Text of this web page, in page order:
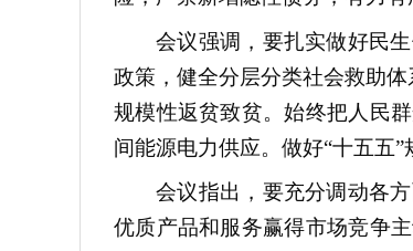
会议强调，要扎实做好民
政策，健全分层分类社会救助
规模性返贫致贫。始终把人民
间能源电力供应。做好“十五五”
会议指出，要充分调动各
优质产品和服务赢得市场竞争